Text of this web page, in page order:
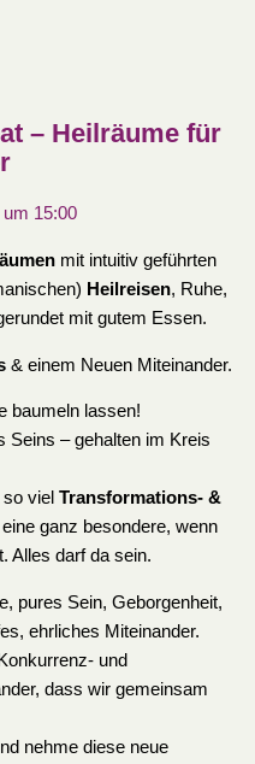
– Heilräume für
um 15:00
mit intuitiv geführten
Heilreisen, Ruhe,
mit gutem Essen.
& einem Neuen Miteinander.
baumeln lassen!
Seins – gehalten im Kreis
viel Transformations- &
ganz besondere, wenn
Alles darf da sein.
pures Sein, Geborgenheit,
ehrliches Miteinander.
und
dass wir gemeinsam
nehme diese neue